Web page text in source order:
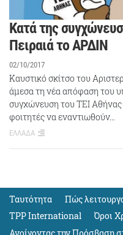
Κατά της
Πειραιά το ΑΡΔΙΝ
02/10/2017
Καυστικό σκίτσο του
άμεσα τη νέα απόφαση του
συγχώνευση του ΤΕΙ
φοιτητές να εναντιωθούν…
ΕΛΛΑΔΑ
Ταυτότητα Πώς
TPP International
Όροι